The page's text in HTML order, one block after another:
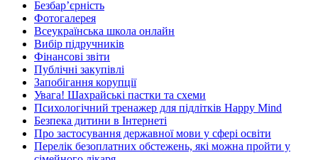
Безбар’єрність
Фотогалерея
Всеукраїнська школа онлайн
Вибір підручників
Фінансові звіти
Публічні закупівлі
Запобігання корупції
Увага! Шахрайські пастки та схеми
Психологічний тренажер для підлітків Happy Mind
Безпека дитини в Інтернеті
Про застосування державної мови у сфері освіти
Перелік безоплатних обстежень, які можна пройти у